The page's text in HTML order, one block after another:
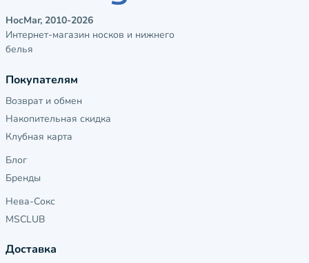
НосМаг, 2010-2026
Интернет-магазин носков и нижнего
белья
Покупателям
Возврат и обмен
Накопительная скидка
Клубная карта
Блог
Бренды
Нева-Сокс
MSCLUB
Доставка